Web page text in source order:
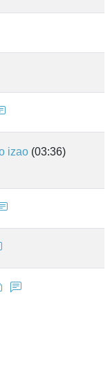
izao (03:36)